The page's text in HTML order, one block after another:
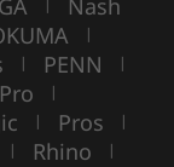
|
|
| PENN |
|
| Pros |
| Rhino |